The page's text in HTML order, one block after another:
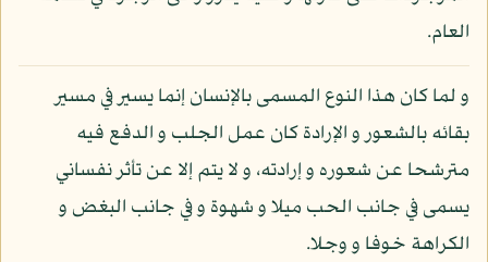
العام.
و لما كان هذا النوع المسمى بالإنسان إنما يسير في مسير
بقائه بالشعور و الإرادة كان عمل الجلب و الدفع فيه
مترشحا عن شعوره و إرادته، و لا يتم إلا عن تأثر نفساني
يسمى في جانب الحب ميلا و شهوة و في جانب البغض و
الكراهة خوفا و وجلا.